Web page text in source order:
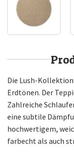
Die Lush-
Erdtönen. Der
Zahlreiche
eine subtile
hochwertigem,
farbecht als auch